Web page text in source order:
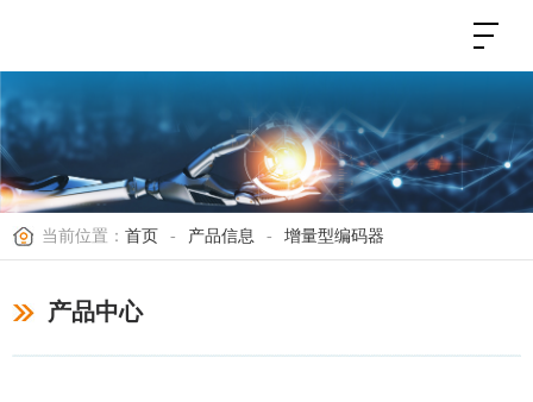
当前位置： 首页 - 产品信息 - 增量型编码器
产品中心